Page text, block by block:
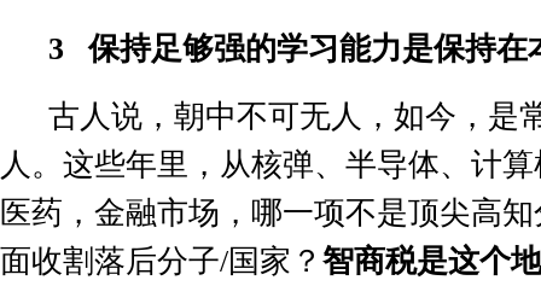
3
保持足够强的学习能力是保持在
古人说，朝中不可无人，如今，是
人。这些年里，从核弹、半导体、计
医药，金融市场，哪一项不是顶尖高
面收割落后分子/国家？ 智商税是这个